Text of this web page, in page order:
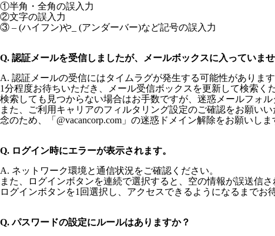
①半角・全角の誤入力
②文字の誤入力
③ – (ハイフン)や_ (アンダーバー)など記号の誤入力
Q. 認証メールを受信しましたが、メールボックスに入っていませ
A. 認証メールの受信にはタイムラグが発生する可能性があります
1分程度お待ちいただき、メール受信ボックスを更新して検索く
検索しても見つからない場合はお手数ですが、迷惑メールフォ
また、ご利用キャリアのフィルタリング設定のご確認をお願いい
念のため、「@vacancorp.com」の迷惑ドメイン解除をお願いしま
Q. ログイン時にエラーが表示されます。
A. ネットワーク環境と通信状況をご確認ください。
また、ログインボタンを連続で選択すると、空の情報が誤送信さ
ログインボタンを1回選択し、アクセスできるようになるまでお
Q. パスワードの設定にルールはありますか？